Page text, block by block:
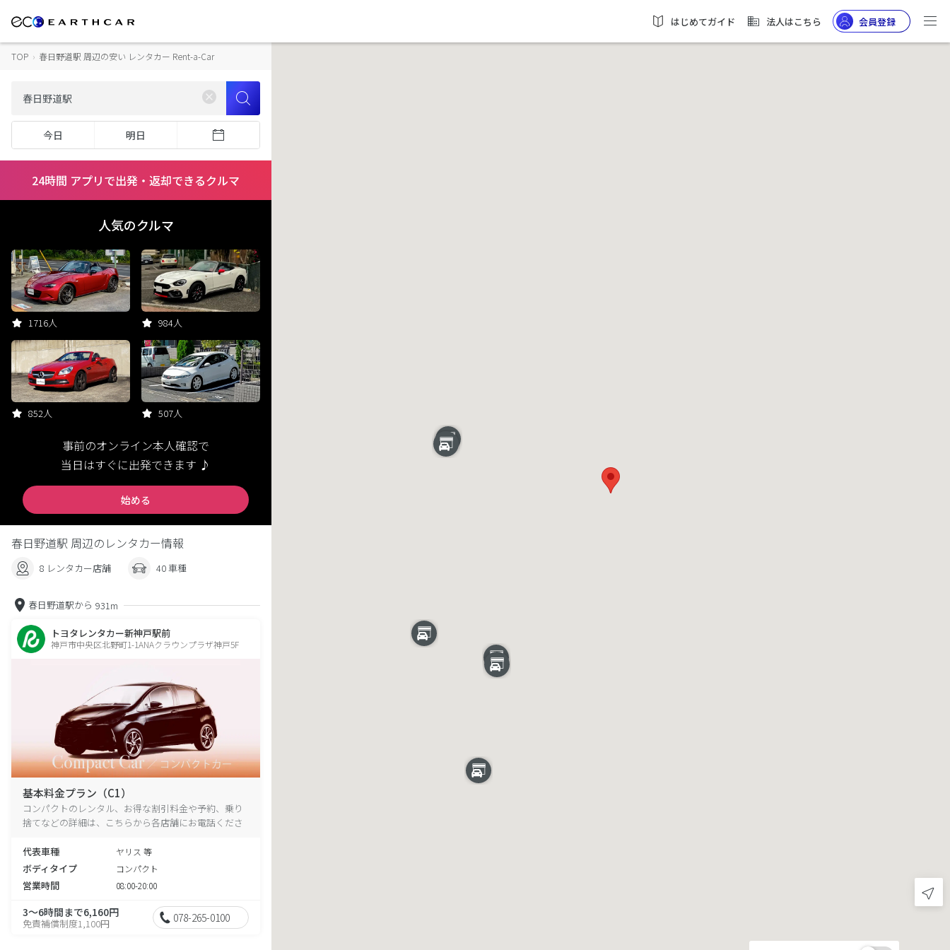
はじめてガイド 法人はこちら 会員登録
TOP › 春日野道駅 周辺の安い レンタカー Rent-a-Car
今日 明日
24時間 アプリで出発・返却できるクルマ
人気のクルマ
1716人 984人
852人 507人
事前のオンライン本人確認で
当日はすぐに出発できます ♪
始める
春日野道駅 周辺のレンタカー情報
8 レンタカー店舗 40 車種
春日野道駅から 931m
トヨタレンタカー新神戸駅前
神戸市中央区北野町1-1ANAクラウンプラザ神戸5F
基本料金プラン（C1）
コンパクトのレンタル、お得な割引料金や予約、乗り
捨てなどの詳細は、こちらから各店舗にお電話くださ
代表車種
ヤリス 等
ボディタイプ コンパクト
営業時間 08:00-20:00
3～6時間まで6,160円
免責補償制度1,100円 078-265-0100